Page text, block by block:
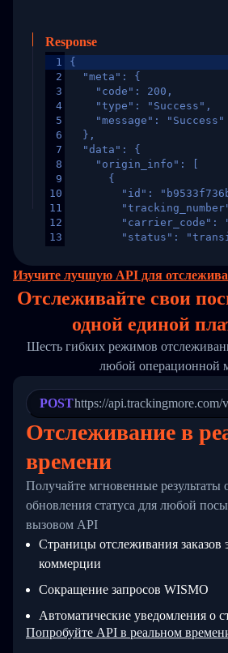
Response
1
2
3
4
5
6
7
8
9
10
11
12
13
16
17
21
24
26
27
28
29
30
33
34
{
  "meta": {
    "code": 200,
    "type": "Success",
    "message": "Success"
  },
  "data": {
    "origin_info": [
      {
"id":
"carrier_code":
"status":
        "weblink": "",
        "trackinfo": [
          {
"Date":
          },
          {
"Date":
"Details":
          }
        ]
  }
}
Изучите лучшую API для
Отслеживайте свои
однойединой
Шесть гибких режимов
любой операционной
POSThttps://api.trackingmore.com/
Отслеживание в
времени
Получайте мгновенные результаты
обновления статуса для любой
вызовом API
Страницы отслеживания заказов
коммерции
Сокращение запросов WISMO
Автоматические уведомления о
Попробуйте API в реальном